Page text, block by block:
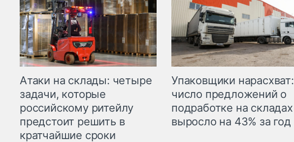
Атаки на склады: четыре
задачи, которые
российскому ритейлу
предстоит решить в
кратчайшие сроки
Упаковщики нарасхват:
число предложений о
подработке на складах
выросло на 43% за год